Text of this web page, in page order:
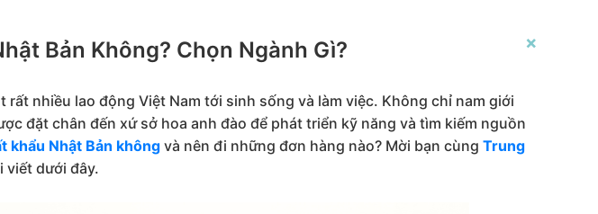
Bản Không? Chọn Ngành Gì?
nhiều lao động Việt Nam tới sinh sống và làm việc. Không chỉ nam giới
đặt chân đến xứ sở hoa anh đào để phát triển kỹ năng và tìm kiếm nguồn
khẩu Nhật Bản khôngvà nên đi những đơn hàng nào? Mời bạn cùng Trung
viết dưới đây.
×